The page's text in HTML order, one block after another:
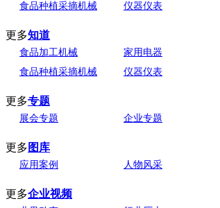
食品种植采摘机械
仪器仪表
更多知道
食品加工机械 家用电器
食品种植采摘机械
仪器仪表
更多专题
展会专题 企业专题
更多 图库
应用案例 人物风采
更多企业视频